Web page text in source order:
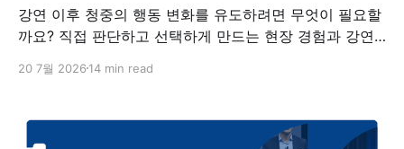
강연 이후 청중의 행동 변화를 유도하려면 무엇이 필요할
까요? 직접 판단하고 선택하게 만드는 현장 경험과 강연
습니다.
20 7월 2026 14 min read